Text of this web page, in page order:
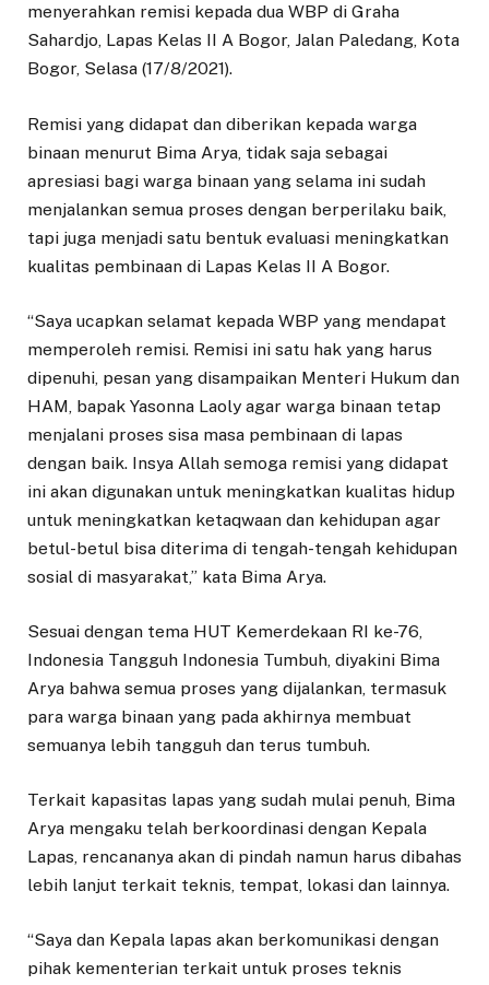
menyerahkan remisi kepada dua WBP di Graha
Sahardjo, Lapas Kelas II A Bogor, Jalan Paledang, Kota
Bogor, Selasa (17/8/2021).
Remisi yang didapat dan diberikan kepada warga
binaan menurut Bima Arya, tidak saja sebagai
apresiasi bagi warga binaan yang selama ini sudah
menjalankan semua proses dengan berperilaku baik,
tapi juga menjadi satu bentuk evaluasi meningkatkan
kualitas pembinaan di Lapas Kelas II A Bogor.
“Saya ucapkan selamat kepada WBP yang mendapat
memperoleh remisi. Remisi ini satu hak yang harus
dipenuhi, pesan yang disampaikan Menteri Hukum dan
HAM, bapak Yasonna Laoly agar warga binaan tetap
menjalani proses sisa masa pembinaan di lapas
dengan baik. Insya Allah semoga remisi yang didapat
ini akan digunakan untuk meningkatkan kualitas hidup
untuk meningkatkan ketaqwaan dan kehidupan agar
betul-betul bisa diterima di tengah-tengah kehidupan
sosial di masyarakat,” kata Bima Arya.
Sesuai dengan tema HUT Kemerdekaan RI ke-76,
Indonesia Tangguh Indonesia Tumbuh, diyakini Bima
Arya bahwa semua proses yang dijalankan, termasuk
para warga binaan yang pada akhirnya membuat
semuanya lebih tangguh dan terus tumbuh.
Terkait kapasitas lapas yang sudah mulai penuh, Bima
Arya mengaku telah berkoordinasi dengan Kepala
Lapas, rencananya akan di pindah namun harus dibahas
lebih lanjut terkait teknis, tempat, lokasi dan lainnya.
“Saya dan Kepala lapas akan berkomunikasi dengan
pihak kementerian terkait untuk proses teknis